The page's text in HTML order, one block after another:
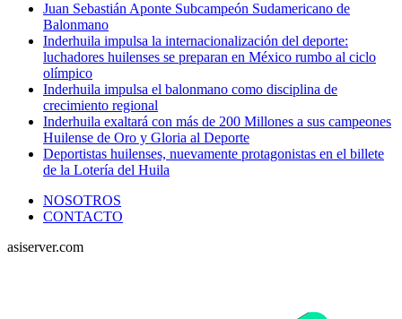
Juan Sebastián Aponte Subcampeón Sudamericano de
Balonmano
Inderhuila impulsa la internacionalización del deporte:
luchadores huilenses se preparan en México rumbo al ciclo
olímpico
Inderhuila impulsa el balonmano como disciplina de
crecimiento regional
Inderhuila exaltará con más de 200 Millones a sus campeones
Huilense de Oro y Gloria al Deporte
Deportistas huilenses, nuevamente protagonistas en el billete
de la Lotería del Huila
NOSOTROS
CONTACTO
asiserver.com